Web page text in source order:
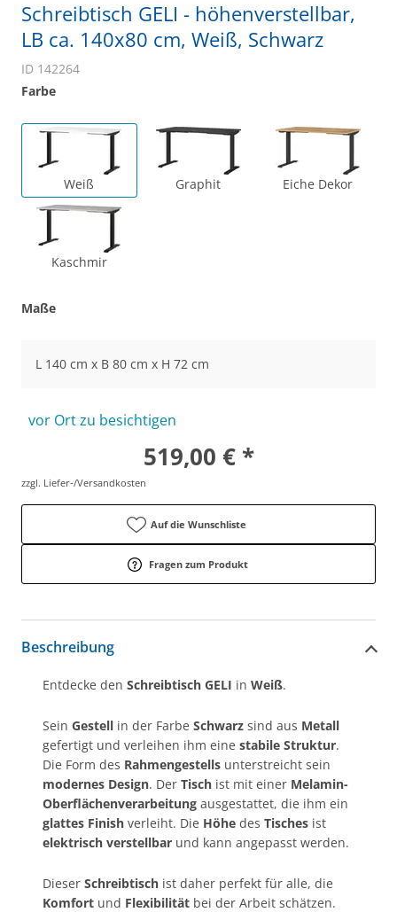
Schreibtisch GELI - höhenverstellbar,
LB ca. 140x80 cm, Weiß, Schwarz
ID 142264
Farbe
Weiß Graphit Eiche Dekor
Kaschmir
Maße
L 140 cm x B 80 cm x H 72 cm
vor Ort zu besichtigen
519,00 € *
zzgl. Liefer-/Versandkosten
Auf die Wunschliste
Fragen zum Produkt
Beschreibung
Entdecke den Schreibtisch GELI in Weiß.
Sein Gestell in der Farbe Schwarz sind aus Metall
gefertigt und verleihen ihm eine stabile Struktur.
Die Form des Rahmengestells unterstreicht sein
modernes Design. Der Tisch ist mit einer Melamin-
Oberflächenverarbeitung ausgestattet, die ihm ein
glattes Finish verleiht. Die Höhe des Tisches ist
elektrisch verstellbar und kann angepasst werden.
Dieser Schreibtisch ist daher perfekt für alle, die
Komfort und Flexibilität bei der Arbeit schätzen.